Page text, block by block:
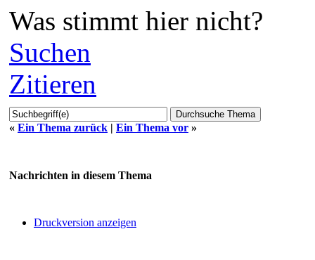
Was stimmt hier nicht?
Suchen
Zitieren
« Ein Thema zurück | Ein Thema vor »
Nachrichten in diesem Thema
Druckversion anzeigen